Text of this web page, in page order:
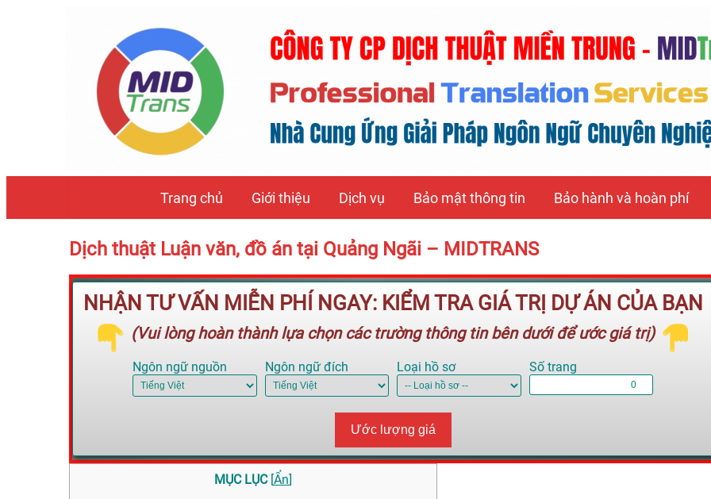
Trang chủ Giới thiệu Dịch vụ Bảo mật thông tin Bảo hành và hoàn phí
Dịch thuật Luận văn, đồ án tại Quảng Ngãi – MIDTRANS
NHẬN TƯ VẤN MIỄN PHÍ NGAY: KIỂM TRA GIÁ TRỊ DỰ ÁN CỦA BẠN
(Vui lòng hoàn thành lựa chọn các trường thông tin bên dưới để ước giá trị)
Ngôn ngữ nguồn Ngôn ngữ đích Loại hồ sơ Số trang
Ước lượng giá
MỤC LỤC [Ẩn]